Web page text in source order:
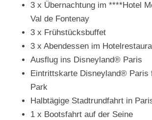
3 x Übernachtung im ****Hotel
Val de Fontenay
3 x Frühstücksbuffet
3 x Abendessen im
Ausflug ins Disneyland® Paris
Eintrittskarte Disneyland® Paris
Park
Halbtägige Stadtrundfahrt in
1 x Bootsfahrt auf der Seine